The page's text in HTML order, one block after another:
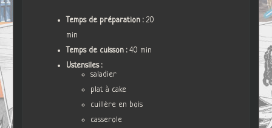
Temps de préparation :20
min
Temps de cuisson :40 min
Ustensiles :
saladier
plat à cake
cuillère en bois
casserole